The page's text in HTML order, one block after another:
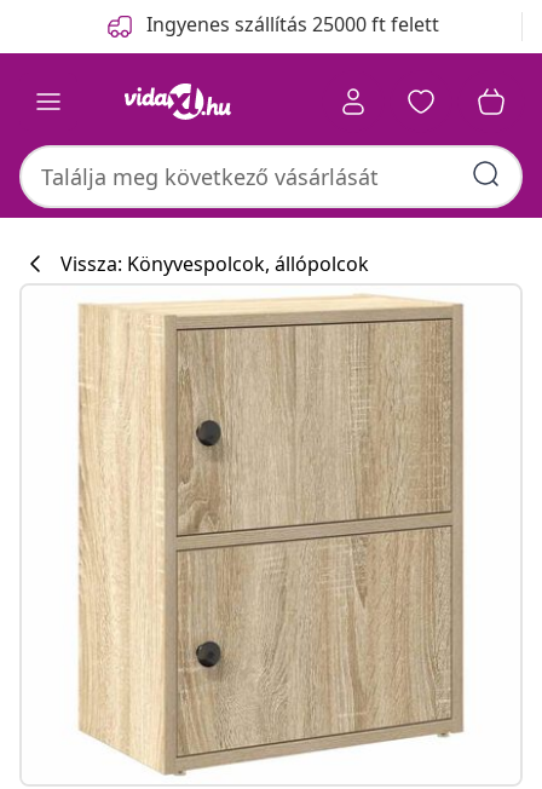
Ingyenes szállítás 25000 ft felett
Vissza: Könyvespolcok, állópolcok